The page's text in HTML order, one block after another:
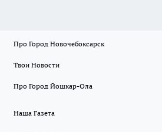
Про Город Новочебоксарск
Твои Новости
Про Город Йошкар-Ола
Наша Газета